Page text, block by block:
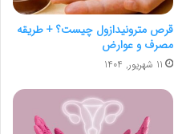
قرص مترونیدازول چیست؟ + طریقه
مصرف و عوارض
11 شهریور, 1404